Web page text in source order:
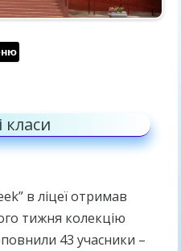
класи
в ліцеї отримав
тижня колекцію
43 учасники –